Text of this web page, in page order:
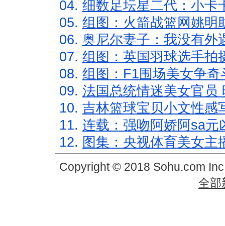
04. 细数足坛星二代：小卡
05. 组图：火箭战篮网姚明
06. 奥尼尔妻子：我没有外
07. 组图：英国羽球选手拍
08. 组图：F1围场美女争
09. 法国总统情迷美女官员
10. 吉林篮球宝贝小文性感
11. 连载：强吻阿娇阿sa元
12. 图集：央视体育美女主
Copyright © 2018 Sohu.com
全部